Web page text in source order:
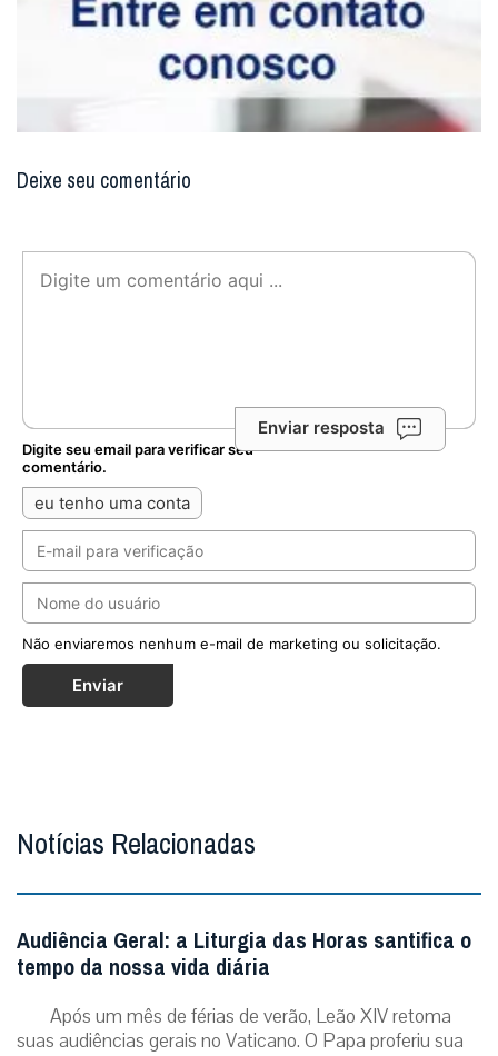
Deixe seu comentário
Enviar resposta
Digite seu email para verificar seu
comentário.
eu tenho uma conta
Não enviaremos nenhum e-mail de marketing ou solicitação.
Enviar
Notícias Relacionadas
Audiência Geral: a Liturgia das Horas santifica o
tempo da nossa vida diária
Após um mês de férias de verão, Leão XIV retoma
suas audiências gerais no Vaticano. O Papa proferiu sua